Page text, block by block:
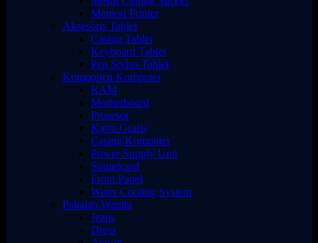
Memori Printer
Aksesoris Tablet
Casing Tablet
Keyboard Tablet
Pen Stylus Tablet
Komponen Komputer
RAM
Motherboard
Prosesor
Kartu Grafis
Casing Komputer
Power Supply Unit
Soundcard
Front Panel
Water Cooling System
Pakaian Wanita
Jeans
Dress